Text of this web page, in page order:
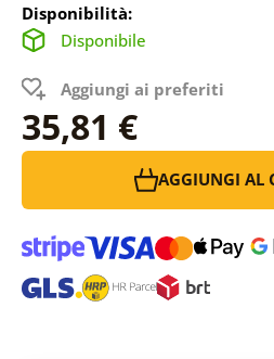
Disponibilità:
Disponibile
Aggiungi ai preferiti
35,81 €
AGGIUNGI AL